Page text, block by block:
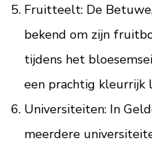
Fruitteelt: De
bekend om zijn
tijdens het
een prachtig kleurrijk
Universiteiten: In
meerdere